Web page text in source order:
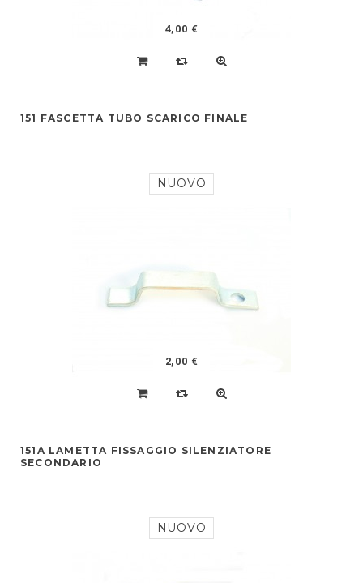
4,00 €
151 FASCETTA TUBO SCARICO FINALE
NUOVO
2,00 €
151A LAMETTA FISSAGGIO SILENZIATORE
SECONDARIO
NUOVO